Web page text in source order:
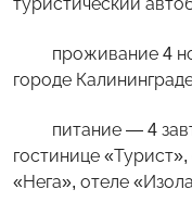
проживание 4
городе
питание — 4
гостинице
«Нега», отеле